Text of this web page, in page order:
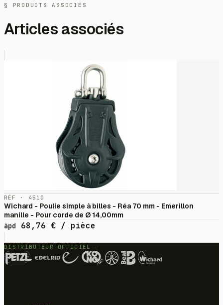
§ PRODUITS ASSOCIÉS
Articles associés
RÉF · 4510
Wichard - Poulie simple à billes - Réa 70 mm - Emerillon
manille - Pour corde de Ø 14,00mm
àpd
68,76 € / pièce
DISTRIBUTEUR OFFICIEL —